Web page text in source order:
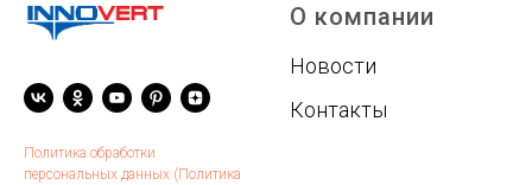
Политика обработки
персональных данных (Политика
О компании
Новости
Контакты